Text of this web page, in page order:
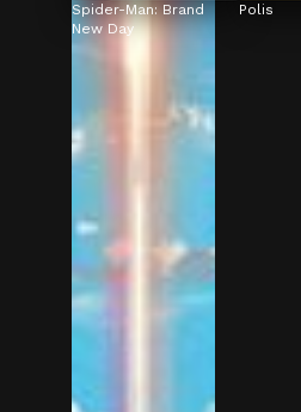
Spider-Man: Brand
New Day
Polis